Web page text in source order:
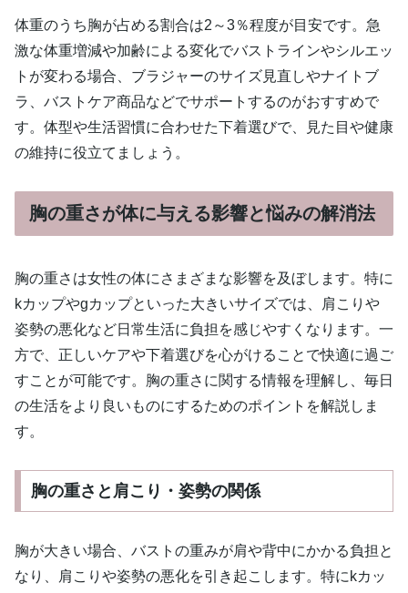
体重のうち胸が占める割合は2～3％程度が目安です。急
激な体重増減や加齢による変化でバストラインやシルエッ
トが変わる場合、ブラジャーのサイズ見直しやナイトブ
ラ、バストケア商品などでサポートするのがおすすめで
す。体型や生活習慣に合わせた下着選びで、見た目や健康
の維持に役立てましょう。
胸の重さが体に与える影響と悩みの解消法
胸の重さは女性の体にさまざまな影響を及ぼします。特に
kカップやgカップといった大きいサイズでは、肩こりや
姿勢の悪化など日常生活に負担を感じやすくなります。一
方で、正しいケアや下着選びを心がけることで快適に過ご
すことが可能です。胸の重さに関する情報を理解し、毎日
の生活をより良いものにするためのポイントを解説しま
す。
胸の重さと肩こり・姿勢の関係
胸が大きい場合、バストの重みが肩や背中にかかる負担と
なり、肩こりや姿勢の悪化を引き起こします。特にkカッ